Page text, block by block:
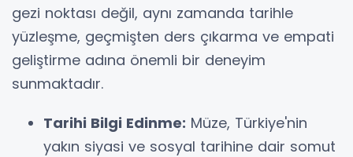
gezi noktası değil, aynı zamanda tarihle
yüzleşme, geçmişten ders çıkarma ve empati
geliştirme adına önemli bir deneyim
sunmaktadır.
Tarihi Bilgi Edinme: Müze, Türkiye'nin
yakın siyasi ve sosyal tarihine dair somut